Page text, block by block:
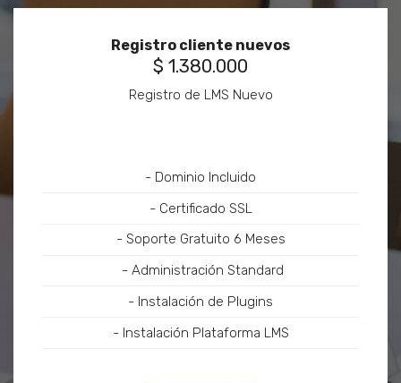
Registro cliente nuevos
$ 1.380.000
Registro de LMS Nuevo
- Dominio Incluido
- Certificado SSL
- Soporte Gratuito 6 Meses
- Administración Standard
- Instalación de Plugins
- Instalación Plataforma LMS